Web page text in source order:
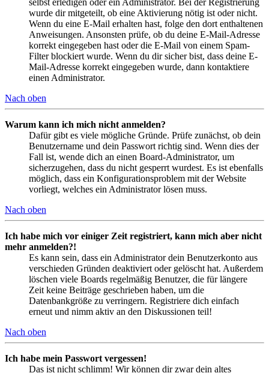
selbst erledigen oder ein Administrator. Bei der Registrierung
wurde dir mitgeteilt, ob eine Aktivierung nötig ist oder nicht.
Wenn du eine E-Mail erhalten hast, folge den dort enthaltenen
Anweisungen. Ansonsten prüfe, ob du deine E-Mail-Adresse
korrekt eingegeben hast oder die E-Mail von einem Spam-
Filter blockiert wurde. Wenn du dir sicher bist, dass deine E-
Mail-Adresse korrekt eingegeben wurde, dann kontaktiere
einen Administrator.
Nach oben
Warum kann ich mich nicht anmelden?
Dafür gibt es viele mögliche Gründe. Prüfe zunächst, ob dein
Benutzername und dein Passwort richtig sind. Wenn dies der
Fall ist, wende dich an einen Board-Administrator, um
sicherzugehen, dass du nicht gesperrt wurdest. Es ist ebenfalls
möglich, dass ein Konfigurationsproblem mit der Website
vorliegt, welches ein Administrator lösen muss.
Nach oben
Ich habe mich vor einiger Zeit registriert, kann mich aber nicht
mehr anmelden?!
Es kann sein, dass ein Administrator dein Benutzerkonto aus
verschieden Gründen deaktiviert oder gelöscht hat. Außerdem
löschen viele Boards regelmäßig Benutzer, die für längere
Zeit keine Beiträge geschrieben haben, um die
Datenbankgröße zu verringern. Registriere dich einfach
erneut und nimm aktiv an den Diskussionen teil!
Nach oben
Ich habe mein Passwort vergessen!
Das ist nicht schlimm! Wir können dir zwar dein altes